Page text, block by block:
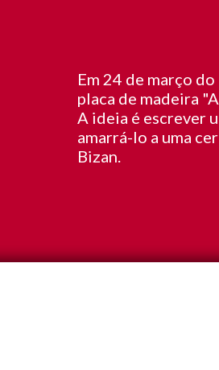
Em 24 de março
placa de madeira
A ideia é escrever
amarrá-lo a uma
Bizan.